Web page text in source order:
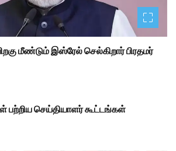
மீண்டும் இஸ்ரேல் செல்கிறார் பிரதமர்
பற்றிய செய்தியாளர் கூட்டங்கள்